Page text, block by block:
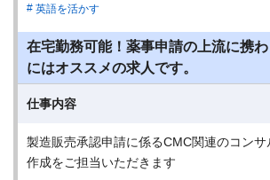
英語を活かす
在宅勤務可能！薬事申請の上流に携
にはオススメの求人です。
仕事内容
製造販売承認申請に係るCMC関連のコン
作成をご担当いただきます